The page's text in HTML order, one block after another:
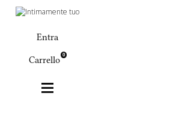
Entra
Carrello 0